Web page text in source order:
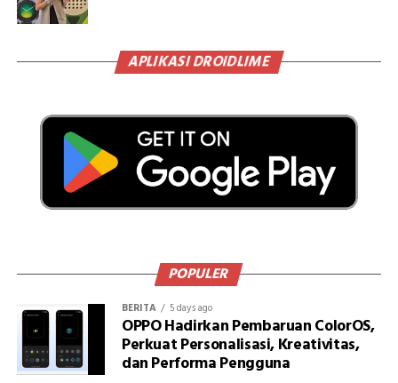
APLIKASI DROIDLIME
POPULER
BERITA 5 days ago
OPPO Hadirkan Pembaruan ColorOS,
Perkuat Personalisasi, Kreativitas,
dan Performa Pengguna